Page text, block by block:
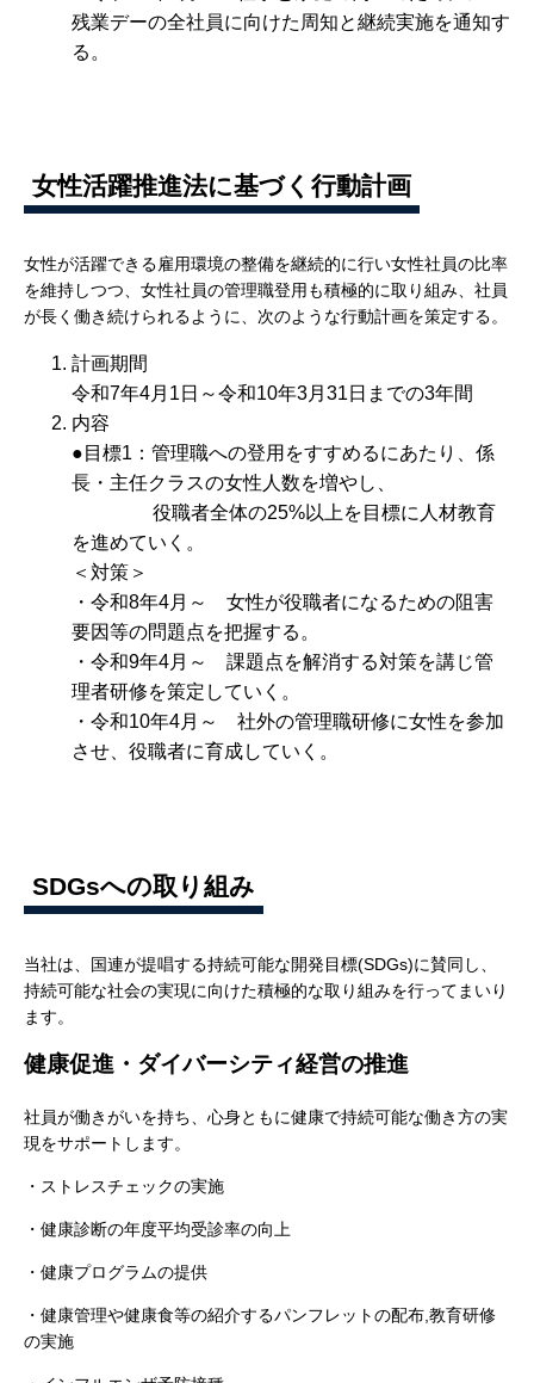
残業デーの全社員に向けた周知と継続実施を通知す
る。
女性活躍推進法に基づく行動計画
女性が活躍できる雇用環境の整備を継続的に行い女性社員の比率
を維持しつつ、女性社員の管理職登用も積極的に取り組み、社員
が長く働き続けられるように、次のような行動計画を策定する。
計画期間
令和7年4月1日～令和10年3月31日までの3年間
内容
●目標1：管理職への登用をすすめるにあたり、係
長・主任クラスの女性人数を増やし、
役職者全体の25%以上を目標に人材教育
を進めていく。
＜対策＞
・令和8年4月～ 女性が役職者になるための阻害
要因等の問題点を把握する。
・令和9年4月～ 課題点を解消する対策を講じ管
理者研修を策定していく。
・令和10年4月～ 社外の管理職研修に女性を参加
させ、役職者に育成していく。
SDGsへの取り組み
当社は、国連が提唱する持続可能な開発目標(SDGs)に賛同し、
持続可能な社会の実現に向けた積極的な取り組みを行ってまいり
ます。
健康促進・ダイバーシティ経営の推進
社員が働きがいを持ち、心身ともに健康で持続可能な働き方の実
現をサポートします。
・ストレスチェックの実施
・健康診断の年度平均受診率の向上
・健康プログラムの提供
・健康管理や健康食等の紹介するパンフレットの配布,教育研修
の実施